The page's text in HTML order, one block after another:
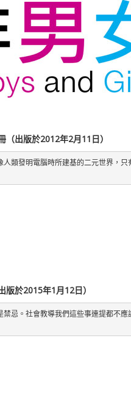
（出版於2012年2月11日）
人類發明電腦時所建基的二元世界
版於2015年1月12日）
忌。社會教導我們這些事連提都不